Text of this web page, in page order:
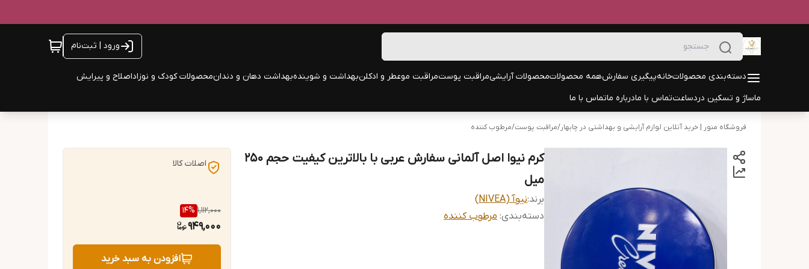
ورود | ثبت‌نام
دسته‌بندی محصولاتخانهپیگیری سفارشهمه محصولاتمحصولات آرایشیمراقبت پوستمراقبت موعطر و ادکلنبهداشت و شویندهبهداشت دهان و دندانمحصولات کودک و نوزاداصلاح و پیرایش
ماساژ و تسکین دردساعتتماس با مادرباره ماتماس با ما
فروشگاه منور | خرید آنلاین لوازم آرایشی و بهداشتی در چابهار/مراقبت پوست/مرطوب کننده
کرم نیوا اصل آلمانی سفارش عربی با بالاترین کیفیت حجم ۲۵۰
میل
برند:نیوآ (NIVEA)
دسته‌بندی: مرطوب کننده
اصلات کالا
1,112,000
14%
949,000
افزودن به سبد خرید